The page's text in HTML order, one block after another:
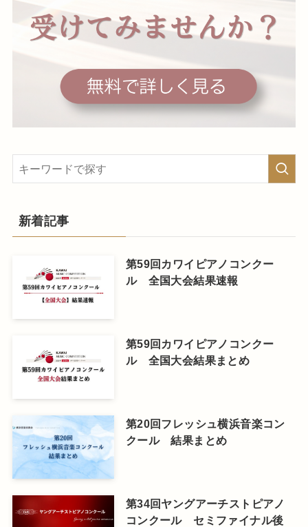
新着記事
第59回カワイピアノコンクー
ル 全国大会結果速報
第59回カワイピアノコンクー
ル 全国大会結果まとめ
第20回フレッシュ横浜音楽コン
クール 結果まとめ
第34回ヤングアーチストピアノ
コンクール セミファイナル後